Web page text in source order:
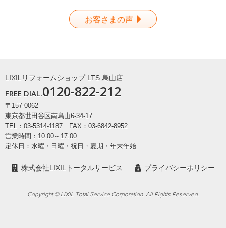
お客さまの声
LIXILリフォームショップ LTS 烏山店
FREE DIAL.0120-822-212
〒157-0062
東京都世田谷区南烏山6-34-17
TEL：03-5314-1187 FAX：03-6842-8952
営業時間：10:00～17:00
定休日：水曜・日曜・祝日・夏期・年末年始
株式会社LIXILトータルサービス プライバシーポリシー
Copyright © LIXIL Total Service Corporation. All Rights Reserved.